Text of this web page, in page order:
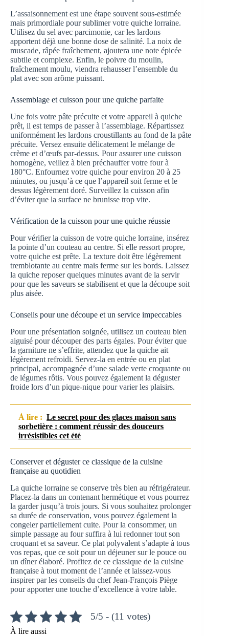
L’assaisonnement est une étape souvent sous-estimée
mais primordiale pour sublimer votre quiche lorraine.
Utilisez du sel avec parcimonie, car les lardons
apportent déjà une bonne dose de salinité. La noix de
muscade, râpée fraîchement, ajoutera une note épicée
subtile et complexe. Enfin, le poivre du moulin,
fraîchement moulu, viendra rehausser l’ensemble du
plat avec son arôme puissant.
Assemblage et cuisson pour une quiche parfaite
Une fois votre pâte précuite et votre appareil à quiche
prêt, il est temps de passer à l’assemblage. Répartissez
uniformément les lardons croustillants au fond de la pâte
précuite. Versez ensuite délicatement le mélange de
crème et d’œufs par-dessus. Pour assurer une cuisson
homogène, veillez à bien préchauffer votre four à
180°C. Enfournez votre quiche pour environ 20 à 25
minutes, ou jusqu’à ce que l’appareil soit ferme et le
dessus légèrement doré. Surveillez la cuisson afin
d’éviter que la surface ne brunisse trop vite.
Vérification de la cuisson pour une quiche réussie
Pour vérifier la cuisson de votre quiche lorraine, insérez
la pointe d’un couteau au centre. Si elle ressort propre,
votre quiche est prête. La texture doit être légèrement
tremblotante au centre mais ferme sur les bords. Laissez
la quiche reposer quelques minutes avant de la servir
pour que les saveurs se stabilisent et que la découpe soit
plus aisée.
Conseils pour une découpe et un service impeccables
Pour une présentation soignée, utilisez un couteau bien
aiguisé pour découper des parts égales. Pour éviter que
la garniture ne s’effrite, attendez que la quiche ait
légèrement refroidi. Servez-la en entrée ou en plat
principal, accompagnée d’une salade verte croquante ou
de légumes rôtis. Vous pouvez également la déguster
froide lors d’un pique-nique pour varier les plaisirs.
À lire : Le secret pour des glaces maison sans
sorbetière : comment réussir des douceurs
irrésistibles cet été
Conserver et déguster ce classique de la cuisine
française au quotidien
La quiche lorraine se conserve très bien au réfrigérateur.
Placez-la dans un contenant hermétique et vous pourrez
la garder jusqu’à trois jours. Si vous souhaitez prolonger
sa durée de conservation, vous pouvez également la
congeler partiellement cuite. Pour la consommer, un
simple passage au four suffira à lui redonner tout son
croquant et sa saveur. Ce plat polyvalent s’adapte à tous
vos repas, que ce soit pour un déjeuner sur le pouce ou
un dîner élaboré. Profitez de ce classique de la cuisine
française à tout moment de l’année et laissez-vous
inspirer par les conseils du chef Jean-François Piège
pour apporter une touche d’excellence à votre table.
5/5 - (11 votes)
À lire aussi